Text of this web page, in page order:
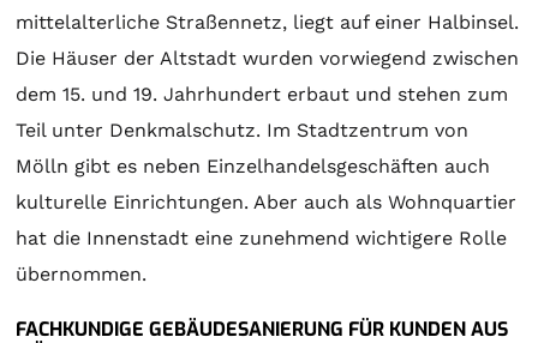
mittelalterliche Straßennetz, liegt auf einer Halbinsel.
Die Häuser der Altstadt wurden vorwiegend zwischen
dem 15. und 19. Jahrhundert erbaut und stehen zum
Teil unter Denkmalschutz. Im Stadtzentrum von
Mölln gibt es neben Einzelhandelsgeschäften auch
kulturelle Einrichtungen. Aber auch als Wohnquartier
hat die Innenstadt eine zunehmend wichtigere Rolle
übernommen.
FACHKUNDIGE GEBÄUDESANIERUNG FÜR KUNDEN AUS